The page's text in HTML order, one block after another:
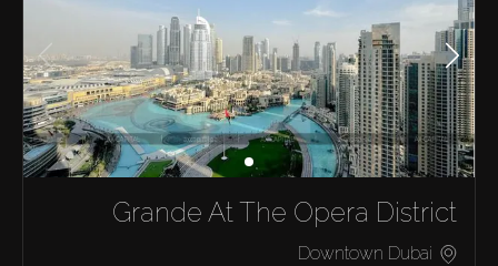
Grande At The Opera District
Downtown Dubai